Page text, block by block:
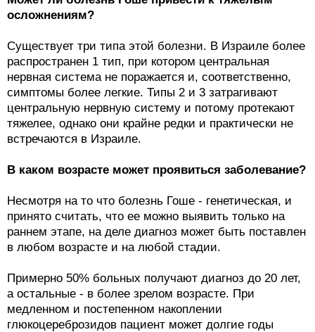
осложнениям?
Существует три типа этой болезни. В Израиле более
распространен 1 тип, при котором центральная
нервная система не поражается и, соответственно,
симптомы более легкие. Типы 2 и 3 затрагивают
центральную нервную систему и потому протекают
тяжелее, однако они крайне редки и практически не
встречаются в Израиле.
В каком возрасте может проявиться заболевание?
Несмотря на то что болезнь Гоше - генетическая, и
принято считать, что ее можно выявить только на
раннем этапе, на деле диагноз может быть поставлен
в любом возрасте и на любой стадии.
Примерно 50% больных получают диагноз до 20 лет,
а остальные - в более зрелом возрасте. При
медленном и постепенном накоплении
глюкоцереброзидов пациент может долгие годы